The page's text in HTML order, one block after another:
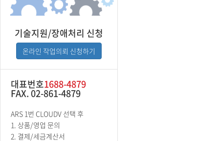
기술지원/장애처리 신청
온라인 작업의뢰 신청하기
대표번호1688-4879
FAX. 02-861-4879
ARS 1번 CLOUDV 선택 후
1. 상품/영업 문의
2. 결제/세금계산서